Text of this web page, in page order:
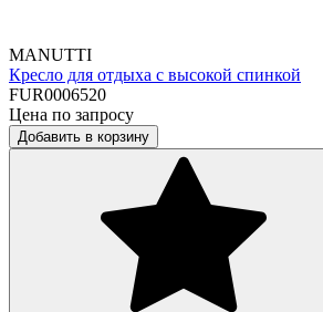
MANUTTI
Кресло для отдыха с высокой спинкой
FUR0006520
Цена по запросу
Добавить в корзину